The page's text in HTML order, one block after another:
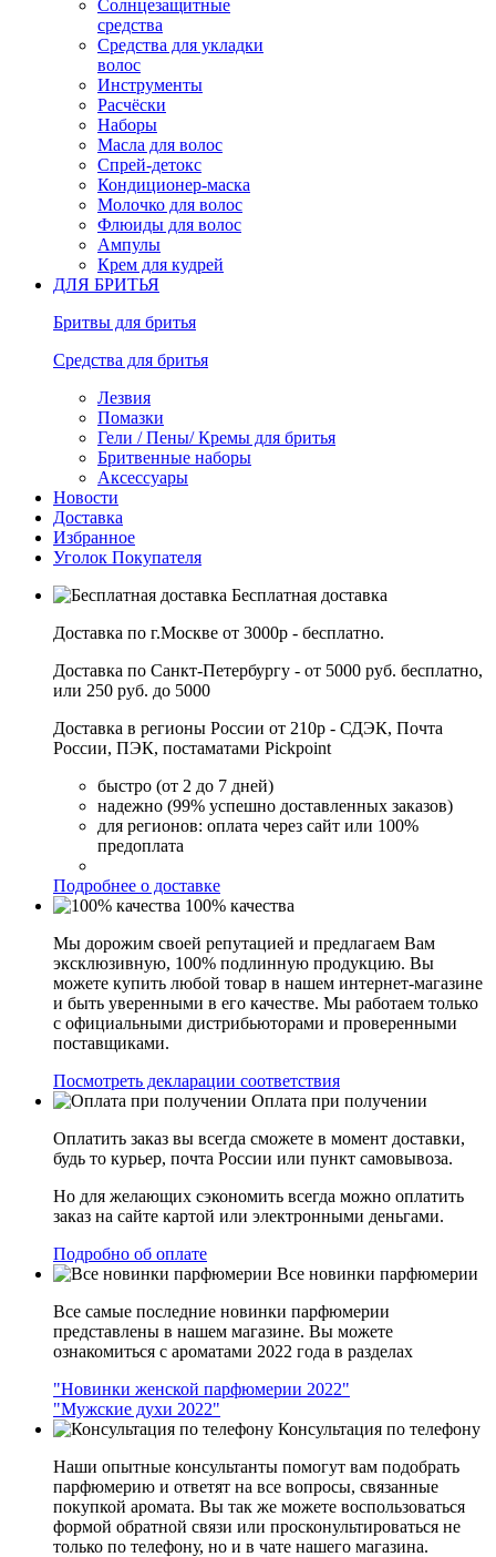
Солнцезащитные
средства
Средства для укладки
волос
Инструменты
Расчёски
Наборы
Масла для волос
Спрей-детокс
Кондиционер-маска
Молочко для волос
Флюиды для волос
Ампулы
Крем для кудрей
ДЛЯ БРИТЬЯ
Бритвы для бритья
Средства для бритья
Лезвия
Помазки
Гели / Пены/ Кремы для бритья
Бритвенные наборы
Аксессуары
Новости
Доставка
Избранное
Уголок Покупателя
Бесплатная доставка
Доставка по г.Москве от 3000р - бесплатно.
Доставка по Санкт-Петербургу - от 5000 руб. бесплатно,
или 250 руб. до 5000
Доставка в регионы России от 210р - СДЭК, Почта
России, ПЭК, постаматами Pickpoint
быстро (от 2 до 7 дней)
надежно (99% успешно доставленных заказов)
для регионов: оплата через сайт или 100%
предоплата
Подробнее о доставке
100% качества
Мы дорожим своей репутацией и предлагаем Вам
эксклюзивную, 100% подлинную продукцию. Вы
можете купить любой товар в нашем интернет-магазине
и быть уверенными в его качестве. Мы работаем только
с официальными дистрибьюторами и проверенными
поставщиками.
Посмотреть декларации соответствия
Оплата при получении
Оплатить заказ вы всегда сможете в момент доставки,
будь то курьер, почта России или пункт самовывоза.
Но для желающих сэкономить всегда можно оплатить
заказ на сайте картой или электронными деньгами.
Подробно об оплате
Все новинки парфюмерии
Все самые последние новинки парфюмерии
представлены в нашем магазине. Вы можете
ознакомиться с ароматами 2022 года в разделах
"Новинки женской парфюмерии 2022"
"Мужские духи 2022"
Консультация по телефону
Наши опытные консультанты помогут вам подобрать
парфюмерию и ответят на все вопросы, связанные
покупкой аромата. Вы так же можете воспользоваться
формой обратной связи или просконультироваться не
только по телефону, но и в чате нашего магазина.